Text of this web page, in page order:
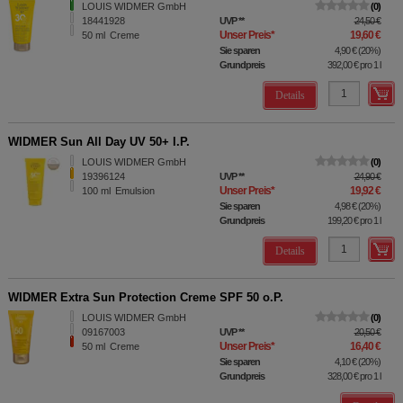
LOUIS WIDMER GmbH
18441928
50 ml Creme
0
UVP** 24,50 €
Unser Preis* 19,60 €
Sie sparen 4,90 €(20%)
Grundpreis
392,00 €pro 1 l
Details
WIDMER Sun All Day UV 50+ l.P.
LOUIS WIDMER GmbH
19396124
100 ml Emulsion
0
UVP** 24,90 €
Unser Preis* 19,92 €
Sie sparen 4,98 €(20%)
Grundpreis
199,20 €pro 1 l
Details
WIDMER Extra Sun Protection Creme SPF 50 o.P.
LOUIS WIDMER GmbH
09167003
50 ml Creme
0
UVP** 20,50 €
Unser Preis* 16,40 €
Sie sparen 4,10 €(20%)
Grundpreis
328,00 €pro 1 l